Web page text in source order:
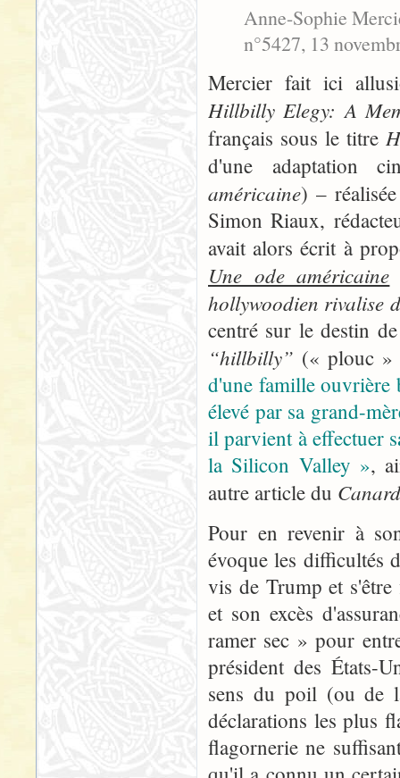
Anne-Sophie
n°5427, 13
Mercier fait ici
Hillbilly Elegy: A
français sous le titre
d'une adaptation
américaine) –
Simon Riaux,
avait alors écrit à
Une ode américaine
hollywoodien rivalise
centré sur le destin
“hillbilly” (« plouc »
d'une famille ouvrière
élevé par sa grand-
il parvient à effectuer
la Silicon Valley »,
autre article du Canard
Pour en revenir à
évoque les difficultés
vis de Trump et
et son excès
ramer sec » pour
président des États-
sens du poil (ou de
déclarations les plus
flagornerie ne